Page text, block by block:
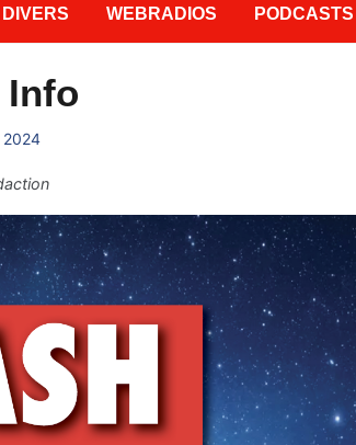
DIVERS WEBRADIOS PODCASTS
Info
2024